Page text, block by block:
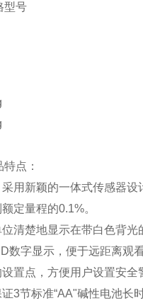
型号
点：
用新颖的一体式传感器设
定量程的0.1%。
清楚地显示在带白色背光
数字显示，便于远距离观
置点，方便用户设置安全
3节标准“AA"碱性电池长